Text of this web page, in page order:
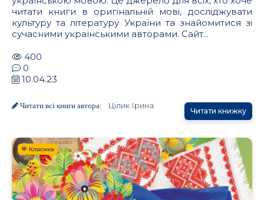
читати книги в оригінальній мові, досліджувати
культуру та літературу України та знайомитися зі
сучасними українськими авторами. Сайт...
400
0
10.04.23
Читати всі книги автора: Цілик Ірина
Читати книжку
💙 Класика